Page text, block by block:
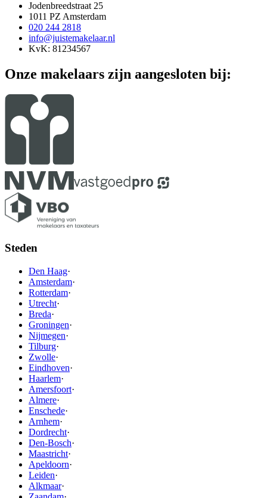
Jodenbreedstraat 25
1011 PZ Amsterdam
020 244 2818
info@juistemakelaar.nl
KvK: 81234567
Onze makelaars zijn aangesloten bij:
Steden
Den Haag·
Amsterdam·
Rotterdam·
Utrecht·
Breda·
Groningen·
Nijmegen·
Tilburg·
Zwolle·
Eindhoven·
Haarlem·
Amersfoort·
Almere·
Enschede·
Arnhem·
Dordrecht·
Den-Bosch·
Maastricht·
Apeldoorn·
Leiden·
Alkmaar·